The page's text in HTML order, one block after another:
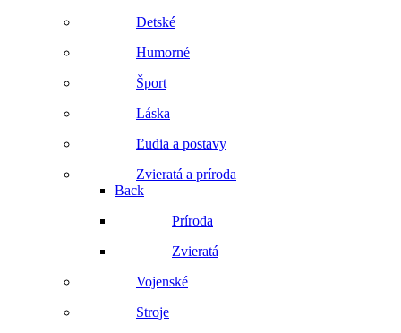
Detské
Humorné
Šport
Láska
Ľudia a postavy
Zvieratá a príroda
Back
Príroda
Zvieratá
Vojenské
Stroje